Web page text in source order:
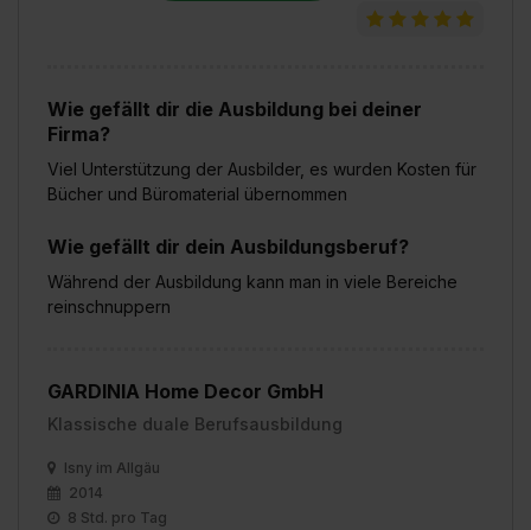
Wie gefällt dir die Ausbildung bei deiner
Firma?
Viel Unterstützung der Ausbilder, es wurden Kosten für
Bücher und Büromaterial übernommen
Wie gefällt dir dein Ausbildungsberuf?
Während der Ausbildung kann man in viele Bereiche
reinschnuppern
GARDINIA Home Decor GmbH
Klassische duale Berufsausbildung
Isny im Allgäu
2014
8 Std. pro Tag